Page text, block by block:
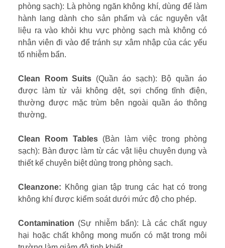
phòng sạch): Là phòng ngăn không khí, dùng để làm
hành lang dành cho sản phẩm và các nguyên vật
liệu ra vào khỏi khu vực phòng sạch mà không có
nhân viên đi vào để tránh sự xâm nhập của các yếu
tố nhiễm bẩn.
Clean Room Suits (Quần áo sạch): Bộ quần áo
được làm từ vải không dệt, sợi chống tĩnh điện,
thường được mặc trùm bên ngoài quần áo thông
thường.
Clean Room Tables (Bàn làm việc trong phòng
sạch): Bàn được làm từ các vật liệu chuyên dụng và
thiết kế chuyên biệt dùng trong phòng sạch.
Cleanzone: Không gian tập trung các hạt có trong
không khí được kiểm soát dưới mức độ cho phép.
Contamination (Sự nhiễm bẩn): Là các chất nguy
hại hoặc chất không mong muốn có mặt trong môi